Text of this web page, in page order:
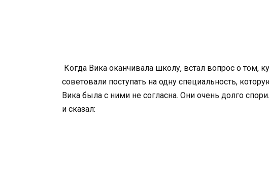
Когда Вика оканчивала школу, встал вопрос о том,
советовали поступать на одну специальность,
Вика была с ними не согласна. Они очень долго
и сказал: